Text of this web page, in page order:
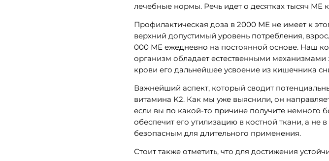
лечебные нормы. Речь идет о десятках тысяч МЕ
Профилактическая доза в 2000 МЕ не имеет к
верхний допустимый уровень потребления,
000 МЕ ежедневно на постоянной основе. Наш
организм обладает естественными
крови его дальнейшее усвоение из кишечника
Важнейший аспект, который сводит
витамина K2. Как мы уже выяснили, он
если вы по какой-то причине получите немного
обеспечит его утилизацию в костной ткани, а не
безопасным для длительного применения.
Стоит также отметить, что для достижения